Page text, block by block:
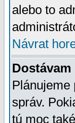
alebo to
Návrat
Plánujeme
správ.
tú moc